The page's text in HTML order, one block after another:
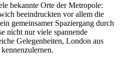
bekannte Orte der Metropole:
beeindruckten vor allem die
gemeinsamer Spaziergang durch
nicht nur viele spannende
Gelegenheiten, London aus